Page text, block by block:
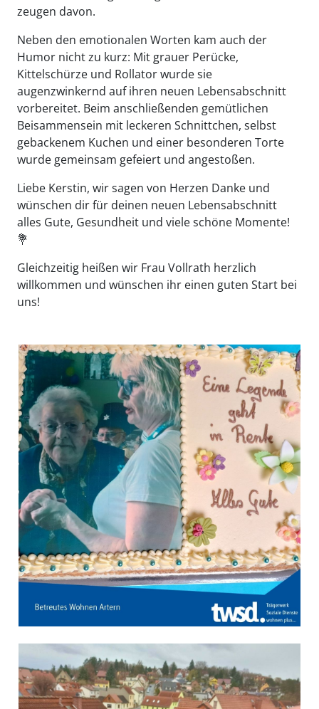
zeugen davon.
Neben den emotionalen Worten kam auch der
Humor nicht zu kurz: Mit grauer Perücke,
Kittelschürze und Rollator wurde sie
augenzwinkernd auf ihren neuen Lebensabschnitt
vorbereitet. Beim anschließenden gemütlichen
Beisammensein mit leckeren Schnittchen, selbst
gebackenem Kuchen und einer besonderen Torte
wurde gemeinsam gefeiert und angestoßen.
Liebe Kerstin, wir sagen von Herzen Danke und
wünschen dir für deinen neuen Lebensabschnitt
alles Gute, Gesundheit und viele schöne Momente!
💐
Gleichzeitig heißen wir Frau Vollrath herzlich
willkommen und wünschen ihr einen guten Start bei
uns!